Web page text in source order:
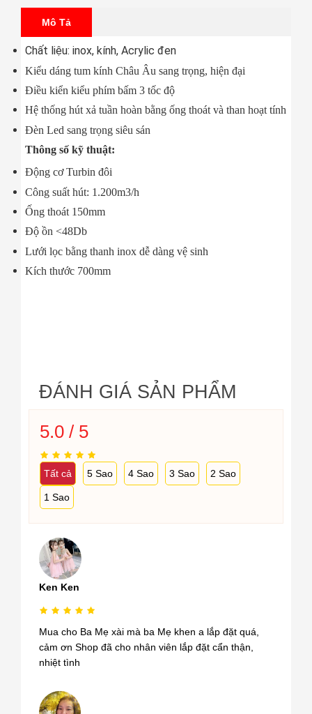
Mô Tả
Chất liệu: inox, kính, Acrylic đen
Kiểu dáng tum kính Châu Âu sang trọng, hiện đại
Điều kiển kiểu phím bấm 3 tốc độ
Hệ thống hút xả tuần hoàn bằng ống thoát và than hoạt tính
Đèn Led sang trọng siêu sán
Thông số kỹ thuật:
Động cơ Turbin đôi
Công suất hút: 1.200m3/h
Ống thoát 150mm
Độ ồn <48Db
Lưới lọc bằng thanh inox dễ dàng vệ sinh
Kích thước 700mm
ĐÁNH GIÁ SẢN PHẨM
5.0 / 5
Tất cả 5 Sao 4 Sao 3 Sao 2 Sao
1 Sao
Ken Ken
Mua cho Ba Mẹ xài mà ba Mẹ khen a lắp đặt quá,
cảm ơn Shop đã cho nhân viên lắp đặt cẩn thận,
nhiệt tình